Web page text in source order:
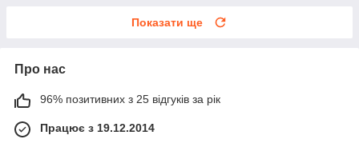
Показати ще
Про нас
96% позитивних з 25 відгуків за рік
Працює з 19.12.2014